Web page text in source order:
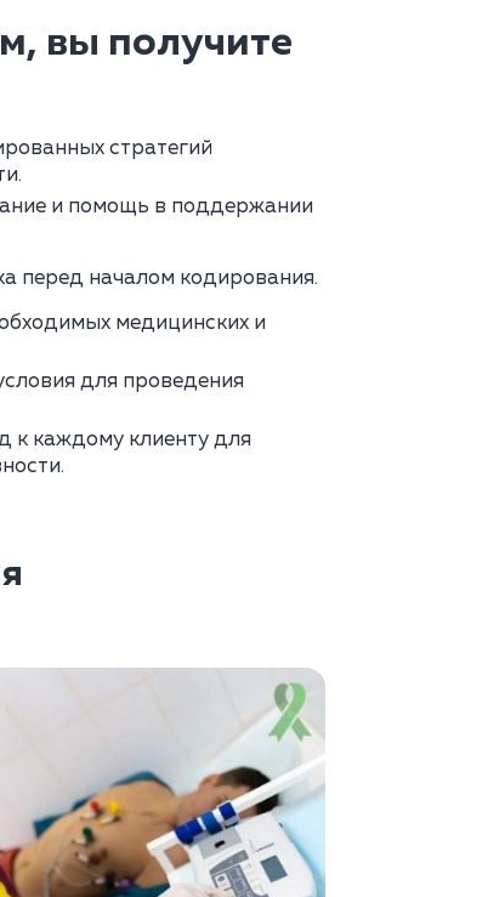
вы получите
стратегий
и помощь в поддержании
перед началом кодирования.
медицинских и
для проведения
к каждому клиенту для